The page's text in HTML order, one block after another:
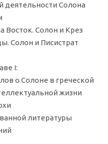
деятельности Солона
Восток. Солон и Крез
Солон и Писистрат
I:
о Солоне в греческой
жизни
литературы